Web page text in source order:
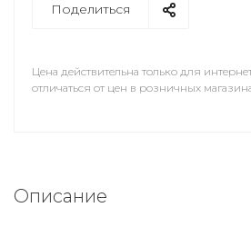
Поделиться
Цена действительна только для
отличаться от цен в розничных
Описание